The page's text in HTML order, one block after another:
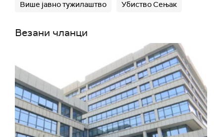
Више јавно тужилаштво Убиство Сењак
Везани чланци